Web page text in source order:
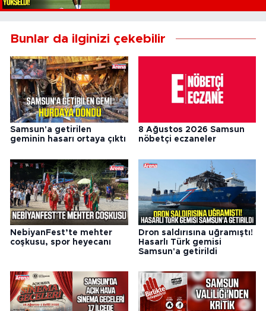
Bunlar da ilginizi çekebilir
Samsun'a getirilen
geminin hasarı ortaya çıktı
8 Ağustos 2026 Samsun
nöbetçi eczaneler
NebiyanFest’te mehter
coşkusu, spor heyecanı
Dron saldırısına uğramıştı!
Hasarlı Türk gemisi
Samsun'a getirildi